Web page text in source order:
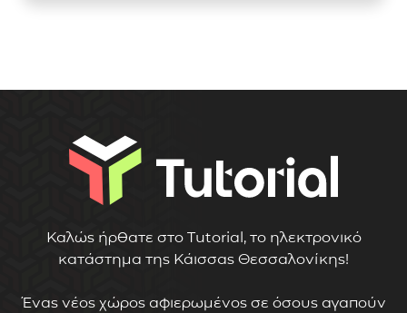
Καλώς ήρθατε στο Tutorial, το ηλεκτρονικό
κατάστημα της Κάισσας Θεσσαλονίκης!
Ένας νέος χώρος αφιερωμένος σε όσους αγαπούν